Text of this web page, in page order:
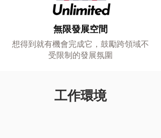
無限發展空間
想得到就有機會完成它，鼓勵跨領域不
受限制的發展氛圍
​工作環境